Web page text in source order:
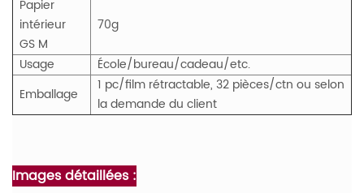
Papier
intérieur
GS M
70g
Usage
École/bureau/cadeau/etc.
Emballage
1 pc/film rétractable, 32 pièces/ctn ou selon
la demande du client
Images détaillées :